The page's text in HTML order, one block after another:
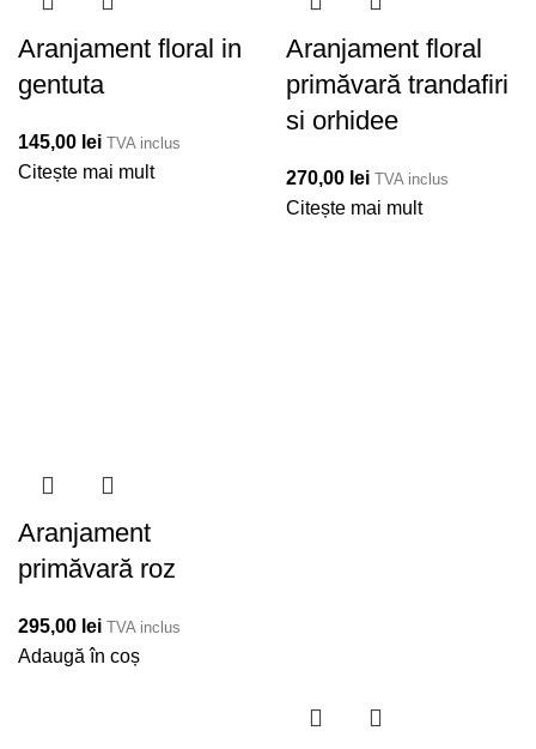
Aranjament floral in
gentuta
145,00 lei TVA inclus
Citește mai mult
Aranjament floral
primăvară trandafiri
si orhidee
270,00 lei TVA inclus
Citește mai mult
Aranjament
primăvară roz
295,00 lei TVA inclus
Adaugă în coș